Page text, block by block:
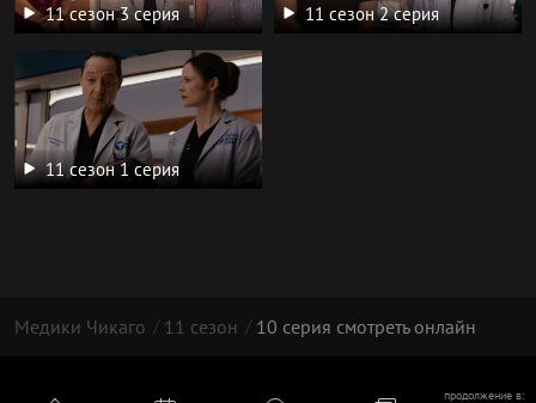
продолжение в:
11 сезон 3 серия 11 сезон 2 серия
11 сезон 1 серия
Медики Чикаго 11 сезон 10 серия смотреть онлайн
© Все права на копирайт принадлежат их собственникам |